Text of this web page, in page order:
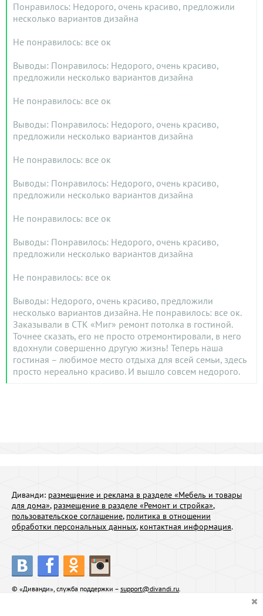
Понравилось: Недорого, очень красиво, предложили
несколько вариантов дизайна
Не понравилось: все ок
Выводы: Понравилось: Недорого, очень красиво,
предложили несколько вариантов дизайна
Не понравилось: все ок
Выводы: Понравилось: Недорого, очень красиво,
предложили несколько вариантов дизайна
Не понравилось: все ок
Выводы: Понравилось: Недорого, очень красиво,
предложили несколько вариантов дизайна
Не понравилось: все ок
Выводы: Понравилось: Недорого, очень красиво,
предложили несколько вариантов дизайна
Не понравилось: все ок
Выводы: Недорого, очень красиво, предложили
несколько вариантов дизайна. Не понравилось: все ок.
Заказывали в СТК «Миг» ремонт потолка в гостиной.
Точнее сказать, его не просто отремонтировали, в него
вдохнули совершенно другую жизнь! Теперь наша
гостиная – любимое место отдыха для всей семьи, здесь
просто нереально красиво. И вышло совсем недорого.
Диванди: размещение и реклама в разделе «Мебель и товары
для дома», размещение в разделе «Ремонт и стройка»,
пользовательское соглашение, политика в отношении
обработки персональных данных, контактная информация.
© «Диванди», служба поддержки – support@divandi.ru.